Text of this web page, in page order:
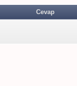
Cevap